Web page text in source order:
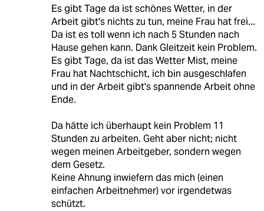
Es gibt Tage da ist schönes Wetter, in der
Arbeit gibt's nichts zu tun, meine Frau hat frei...
Da ist es toll wenn ich nach 5 Stunden nach
Hause gehen kann. Dank Gleitzeit kein Problem.
Es gibt Tage, da ist das Wetter Mist, meine
Frau hat Nachtschicht, ich bin ausgeschlafen
und in der Arbeit gibt's spannende Arbeit ohne
Ende.
Da hätte ich überhaupt kein Problem 11
Stunden zu arbeiten. Geht aber nicht; nicht
wegen meinen Arbeitgeber, sondern wegen
dem Gesetz.
Keine Ahnung inwiefern das mich (einen
einfachen Arbeitnehmer) vor irgendetwas
schützt.